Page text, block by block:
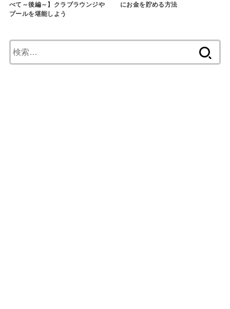
べて～後編～】クラブラウンジや
プールを堪能しよう
にお金を貯める方法
索